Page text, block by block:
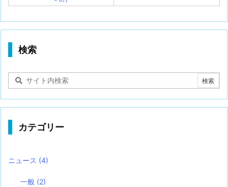
検索
カテゴリー
ニュース (4)
一般 (2)